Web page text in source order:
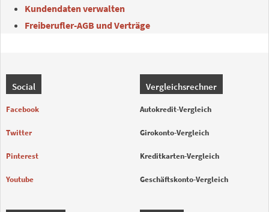
Kundendaten verwalten
Freiberufler-AGB und Verträge
Social
Facebook
Twitter
Pinterest
Youtube
Vergleichsrechner
Autokredit-Vergleich
Girokonto-Vergleich
Kreditkarten-Vergleich
Geschäftskonto-Vergleich